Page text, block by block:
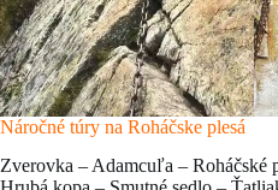
Náročné túry na Roháčske plesá
Zverovka – Adamcuľa – Roháčské